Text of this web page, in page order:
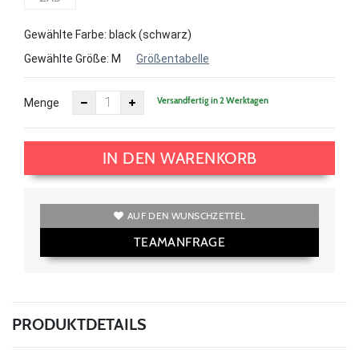
Gewählte Farbe: black (schwarz)
Gewählte Größe: M Größentabelle
Menge Versandfertig in 2 Werktagen
IN DEN WARENKORB
AUF DEN WUNSCHZETTEL
TEAMANFRAGE
PRODUKTDETAILS